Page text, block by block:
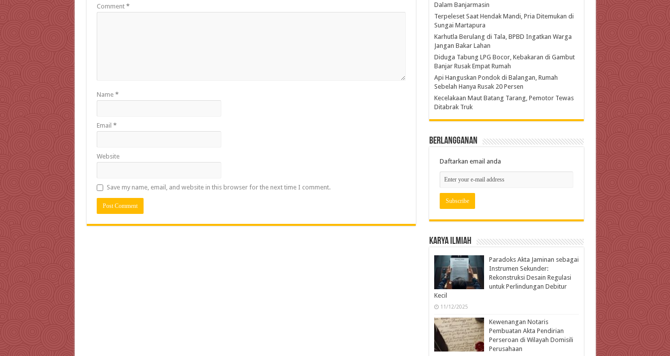
Comment *
Name *
Email *
Website
Save my name, email, and website in this browser for the next time I comment.
Dalam Banjarmasin
Terpeleset Saat Hendak Mandi, Pria Ditemukan di
Sungai Martapura
Karhutla Berulang di Tala, BPBD Ingatkan Warga
Jangan Bakar Lahan
Diduga Tabung LPG Bocor, Kebakaran di Gambut
Banjar Rusak Empat Rumah
Api Hanguskan Pondok di Balangan, Rumah
Sebelah Hanya Rusak 20 Persen
Kecelakaan Maut Batang Tarang, Pemotor Tewas
Ditabrak Truk
Berlangganan
Daftarkan email anda
Karya Ilmiah
Paradoks Akta Jaminan sebagai
Instrumen Sekunder:
Rekonstruksi Desain Regulasi
untuk Perlindungan Debitur
Kecil
11/12/2025
Kewenangan Notaris
Pembuatan Akta Pendirian
Perseroan di Wilayah Domisili
Perusahaan